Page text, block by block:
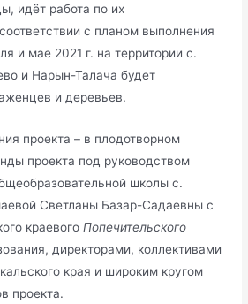
идёт работа по их
с планом выполнения
и мае 2021 г. на территории с.
и Нарын-Талача будет
и деревьев.
проекта – в плодотворном
проекта под руководством
школы с.
Светланы Базар-Садаевны с
краевогоПопечительского
директорами, коллективами
края и широким кругом
проекта.